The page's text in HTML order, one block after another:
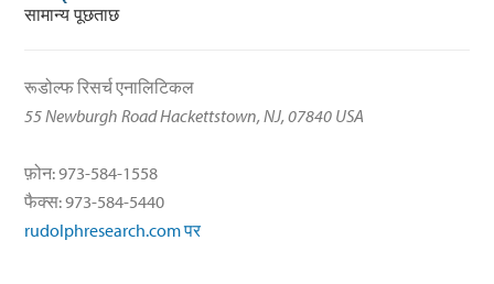
सामान्य पूछताछ
रूडोल्फ रिसर्च एनालिटिकल
55 Newburgh Road Hackettstown, NJ, 07840 USA
फ़ोन: 973-584-1558
फैक्स: 973-584-5440
rudolphresearch.com पर